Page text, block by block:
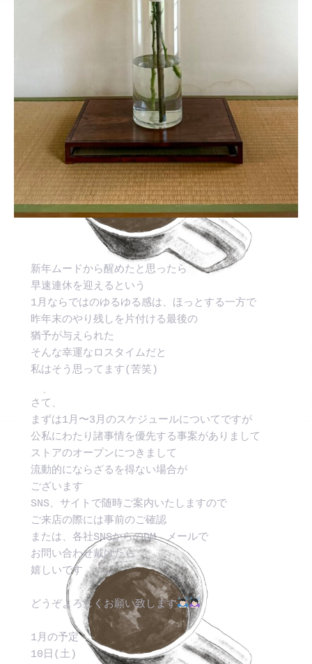
新年ムードから醒めたと思ったら
早速連休を迎えるという
1月ならではのゆるゆる感は、ほっとする一方で
昨年末のやり残しを片付ける最後の
猶予が与えられた
そんな幸運なロスタイムだと
私はそう思ってます(苦笑)
さて、
まずは1月〜3月のスケジュールについてですが
公私にわたり諸事情を優先する事案がありまして
ストアのオープンにつきまして
流動的にならざるを得ない場合が
ございます
SNS、サイトで随時ご案内いたしますので
ご来店の際には事前のご確認
または、各社SNSからのDM、メールで
お問い合わせ戴けたら
嬉しいです
どうぞよろしくお願い致します
1月の予定
10日(土)